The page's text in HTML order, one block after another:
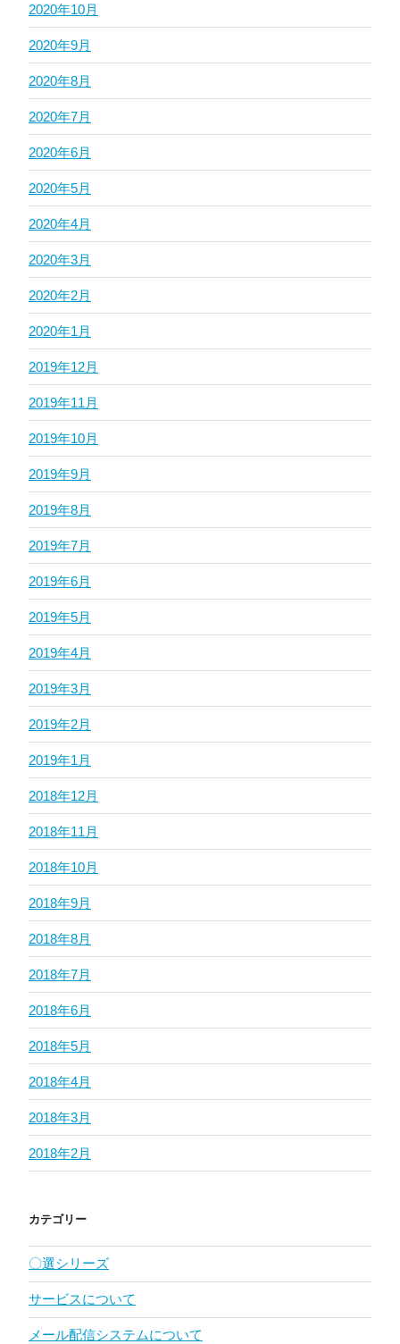
2020年10月
2020年9月
2020年8月
2020年7月
2020年6月
2020年5月
2020年4月
2020年3月
2020年2月
2020年1月
2019年12月
2019年11月
2019年10月
2019年9月
2019年8月
2019年7月
2019年6月
2019年5月
2019年4月
2019年3月
2019年2月
2019年1月
2018年12月
2018年11月
2018年10月
2018年9月
2018年8月
2018年7月
2018年6月
2018年5月
2018年4月
2018年3月
2018年2月
カテゴリー
〇選シリーズ
サービスについて
メール配信システムについて